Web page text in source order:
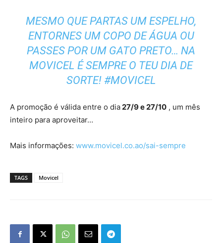
MESMO QUE PARTAS UM ESPELHO,
ENTORNES UM COPO DE ÁGUA OU
PASSES POR UM GATO PRETO… NA
MOVICEL É SEMPRE O TEU DIA DE
SORTE! #MOVICEL
A promoção é válida entre o dia27/9 e 27/10 , um mês
inteiro para aproveitar…
Mais informações: www.movicel.co.ao/sai-sempre
TAGS Movicel